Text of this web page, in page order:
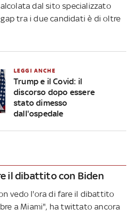
dal sito specializzato
tra i due candidati è di oltre
LEGGI ANCHE
Trump e il Covid: il
discorso dopo essere
stato dimesso
dall'ospedale
il dibattito con Biden
vedo l'ora di fare il dibattito
a Miami", ha twittato ancora